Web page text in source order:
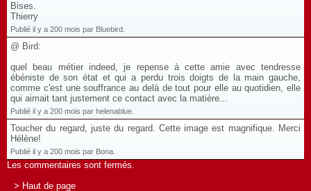
Bises.
Thierry
Publié il y a 200 mois par Bluebird.
@ Bird:
quel beau métier indeed, je repense à cette amie avec tendresse
ébéniste de son état et qui a perdu trois doigts de la main gauche,
comme c'est une souffrance au delà de tout pour elle au quotidien, elle
qui aimait tant justement ce contact avec la matière...
Publié il y a 200 mois par helenablue.
Toucher du regard, juste du regard. Cette image est magnifique. Merci
Hélène!
Publié il y a 200 mois par Bona.
Les commentaires sont fermés.
> Haut de page